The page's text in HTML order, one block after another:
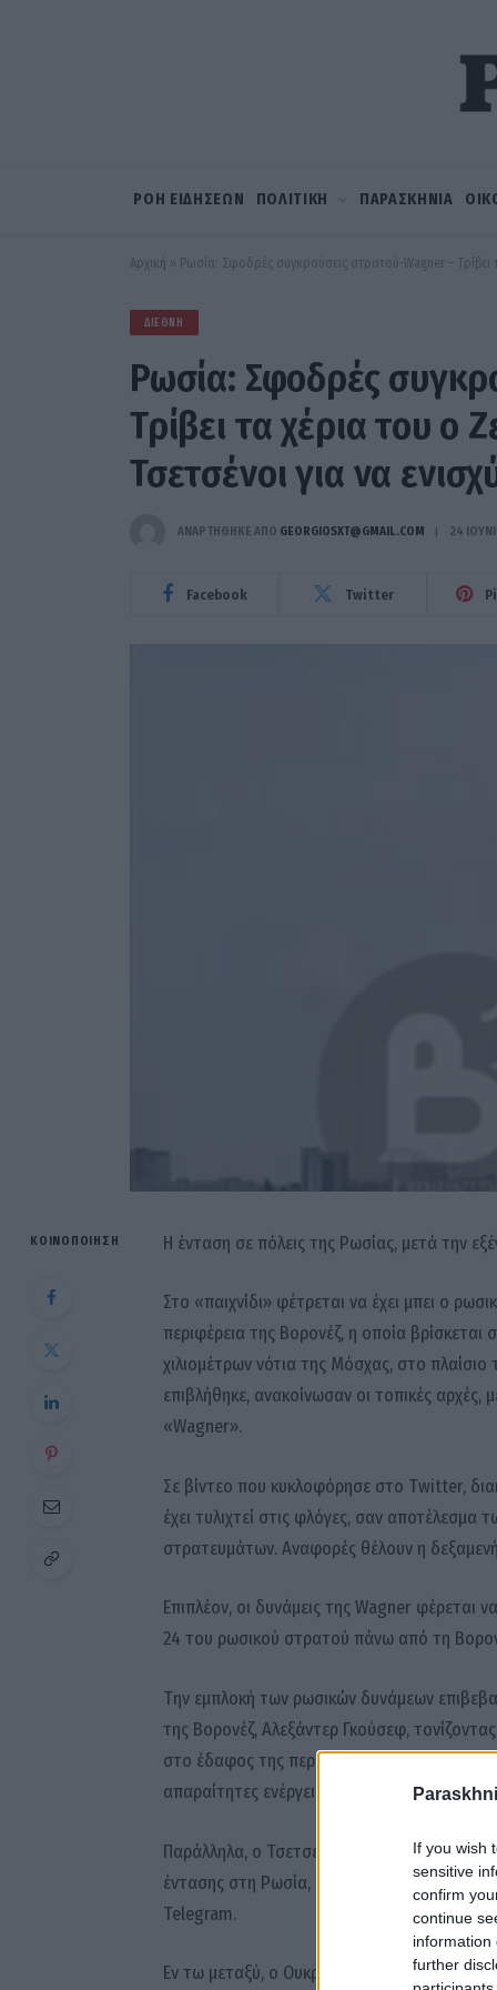
If you wish
sensitive
confirm
continue
information
further
ΡΟΗ ΕΙΔΗΣΕΩΝ ΠΟΛΙΤΙΚΗ ΠΑΡΑΣΚΗΝΙΑ
Αρχική » Ρωσία: Σφοδρές συγκρούσεις στρατού-Wagner – Τρίβει
ΔΙΕΘΝΉ
Ρωσία: Σφοδρές
Τρίβει τα χέρια του ο
Τσετσένοι για να
ΑΝΑΡΤΗΘΗΚΕ ΑΠΟ GEORGIOSXT@GMAIL.COM 24
Facebook Twitter
ΚΟΙΝΟΠΟΊΗΣΗ Η ένταση σε πόλεις της Ρωσίας, μετά την
Στο «παιχνίδι» φέτρεται να έχει μπει ο
περιφέρεια της Βορονέζ, η οποία
χιλιομέτρων νότια της Μόσχας, στο
επιβλήθηκε, ανακοίνωσαν οι τοπικές
«Wagner».
Σε βίντεο που κυκλοφόρησε στο Twitter,
έχει τυλιχτεί στις φλόγες, σαν
στρατευμάτων. Αναφορές θέλουν η
Επιπλέον, οι δυνάμεις της Wagner φέρεται
24 του ρωσικού στρατού πάνω από τη
Την εμπλοκή των ρωσικών δυνάμεων
της Βορονέζ, Αλεξάντερ Γκούσεφ,
στο έδαφος της περιφέρειας Βορονέζ, οι
απαραίτητες ενέργειες επιχειρήσεων και
Παράλληλα, ο Τσετσενικός στρατός και οι
έντασης στη Ρωσία, δήλωσε ο επικεφαλής
Telegram.
Εν τω μεταξύ, ο Ουκρανός πρόεδρος